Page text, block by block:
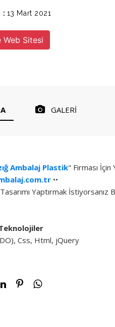
: 13 Mart 2021
Sitesi
GALERİ
Ambalaj Plastik" Firması İçin
••
Yaptırmak İstiyorsanız
Css, Html, jQuery